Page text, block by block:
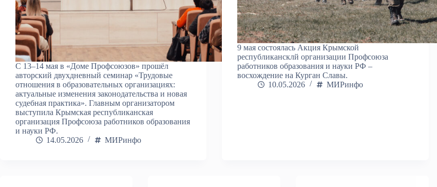
С 13–14 мая в «Доме Профсоюзов» прошёл
авторский двухдневный семинар «Трудовые
отношения в образовательных организациях:
актуальные изменения законодательства и новая
судебная практика». Главным организатором
выступила Крымская республиканская
организация Профсоюза работников образования
и науки РФ.
14.05.2026
МИРинфо
9 мая состоялась Акция Крымской
республикансклй организации Профсоюза
работников образования и науки РФ –
восхождение на Курган Славы.
10.05.2026
МИРинфо